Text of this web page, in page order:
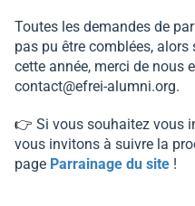
Toutes les demandes de
pas pu être comblées,
cette année, merci de nous
contact@efrei-alumni.org.
👉 Si vous souhaitez vous
vous invitons à suivre la
page Parrainage du site !